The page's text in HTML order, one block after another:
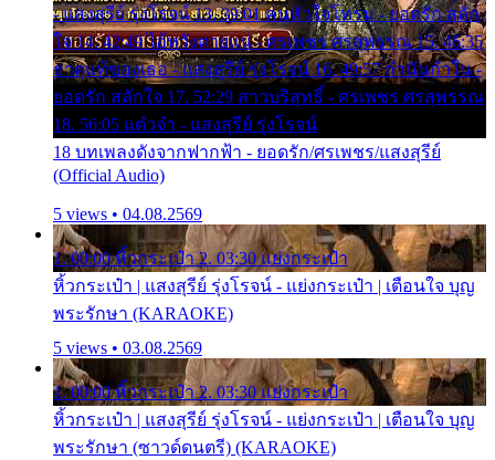
- แสงสุรีย์ รุ่งโรจน์ 13. 39:01 คนหัวใจโทรม - ยอดรัก สลัก
ใจ 14. 42:49 ไอ้หวังตายแน่ - ศรเพชร ศรสุพรรณ 15. 46:35
ธาตุแท้ของเธอ - แสงสุรีย์ รุ่งโรจน์ 16. 49:57 กำนันกำใน -
ยอดรัก สลักใจ 17. 52:29 สาวบริสุทธิ์ - ศรเพชร ศรสุพรรณ
18. 56:05 แต๋วจ๋า - แสงสุรีย์ รุ่งโรจน์
18 บทเพลงดังจากฟากฟ้า - ยอดรัก/ศรเพชร/แสงสุรีย์
(Official Audio)
5 views • 04.08.2569
1. 00:00 หิ้วกระเป๋า 2. 03:30 แย่งกระเป๋า
หิ้วกระเป๋า | แสงสุรีย์ รุ่งโรจน์ - แย่งกระเป๋า | เตือนใจ บุญ
พระรักษา (KARAOKE)
5 views • 03.08.2569
1. 00:00 หิ้วกระเป๋า 2. 03:30 แย่งกระเป๋า
หิ้วกระเป๋า | แสงสุรีย์ รุ่งโรจน์ - แย่งกระเป๋า | เตือนใจ บุญ
พระรักษา (ซาวด์ดนตรี) (KARAOKE)